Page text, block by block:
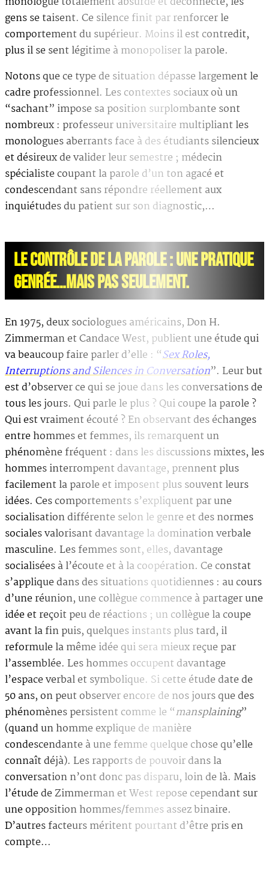
gens se taisent. Ce silence finit par renforcer le
comportement du supérieur. Moins il est contredit,
plus il se sent légitime à monopoliser la parole.
Notons que ce type de situation dépasse largement le
cadre professionnel. Les contextes sociaux où un
“sachant” impose sa position surplombante sont
nombreux : professeur universitaire multipliant les
monologues aberrants face à des étudiants silencieux
et désireux de valider leur semestre ; médecin
spécialiste coupant la parole d’un ton agacé et
condescendant sans répondre réellement aux
inquiétudes du patient sur son diagnostic,…
LE CONTRÔLE DE LA PAROLE : UNE PRATIQUE
GENRÉE…MAIS PAS SEULEMENT.
En 1975, deux sociologues américains, Don H.
Zimmerman et Candace West, publient une étude qui
va beaucoup faire parler d’elle : “Sex Roles,
Interruptions and Silences in Conversation”. Leur but
est d’observer ce qui se joue dans les conversations de
tous les jours. Qui parle le plus ? Qui coupe la parole ?
Qui est vraiment écouté ? En observant des échanges
entre hommes et femmes, ils remarquent un
phénomène fréquent : dans les discussions mixtes, les
hommes interrompent davantage, prennent plus
facilement la parole et imposent plus souvent leurs
idées. Ces comportements s’expliquent par une
socialisation différente selon le genre et des normes
sociales valorisant davantage la domination verbale
masculine. Les femmes sont, elles, davantage
socialisées à l’écoute et à la coopération. Ce constat
s’applique dans des situations quotidiennes : au cours
d’une réunion, une collègue commence à partager une
idée et reçoit peu de réactions ; un collègue la coupe
avant la fin puis, quelques instants plus tard, il
reformule la même idée qui sera mieux reçue par
l’assemblée. Les hommes occupent davantage
l’espace verbal et symbolique. Si cette étude date de
50 ans, on peut observer encore de nos jours que des
phénomènes persistent comme le “mansplaining”
(quand un homme explique de manière
condescendante à une femme quelque chose qu’elle
connaît déjà). Les rapports de pouvoir dans la
conversation n’ont donc pas disparu, loin de là. Mais
l’étude de Zimmerman et West repose cependant sur
une opposition hommes/femmes assez binaire.
D’autres facteurs méritent pourtant d’être pris en
compte…